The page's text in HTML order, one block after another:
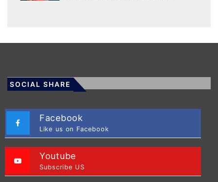
SOCIAL SHARE
Facebook
Like us on Facebook
Youtube
Subscribe US